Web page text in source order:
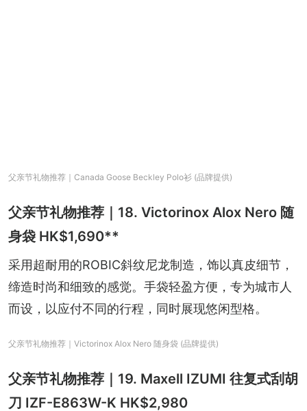
父亲节礼物推荐｜Canada Goose Beckley Polo衫 (品牌提供)
父亲节礼物推荐｜18. Victorinox Alox Nero 随
身袋 HK$1,690**
采用超耐用的ROBIC斜纹尼龙制造，饰以真皮细节，
缔造时尚和细致的感觉。手袋轻盈方便，专为城市人
而设，以应付不同的行程，同时展现悠闲型格。
父亲节礼物推荐｜Victorinox Alox Nero 随身袋 (品牌提供)
父亲节礼物推荐｜19. Maxell IZUMI 往复式刮胡
刀 IZF-E863W-K HK$2,980